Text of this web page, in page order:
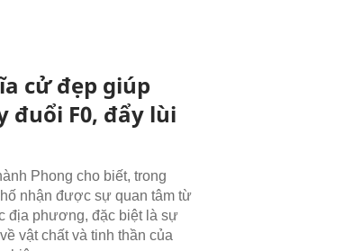
cử đẹp giúp
đuổi F0, đẩy lùi
Phong cho biết, trong
nhận được sự quan tâm từ
địa phương, đặc biệt là sự
vật chất và tinh thần của